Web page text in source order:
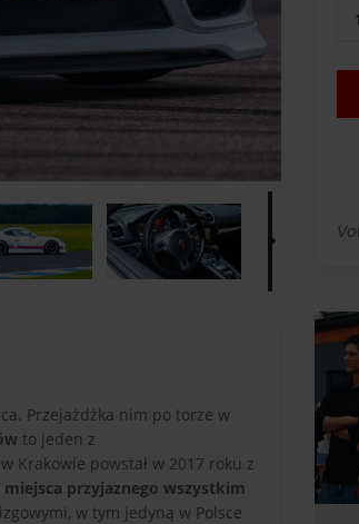
Przejażdżka nim po torze w
to jeden z
Krakowie powstał w 2017 roku z
miejsca przyjaznego wszystkim
w tym jedyną w Polsce